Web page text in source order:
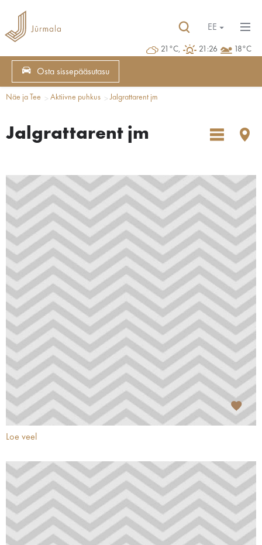
21°C, 21:26 18°C
EE
Osta sissepääsutasu
Näe ja Tee Aktiivne puhkus Jalgrattarent jm
Jalgrattarent jm
Loe veel